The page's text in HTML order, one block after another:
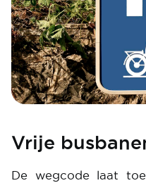
Vrije
De wegcode laat